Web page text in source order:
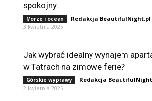
spokojny...
Morze i ocean Redakcja BeautifulNight.pl
3 kwietnia 2026
Jak wybrać idealny wynajem
w Tatrach na zimowe ferie?
Górskie wyprawy Redakcja
2 kwietnia 2026